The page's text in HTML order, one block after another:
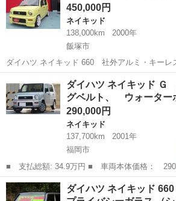
450,000円
ネイキッド
138,000km
2000年
飯塚市
ダイハツ ネイキッド 660 社外アルミ・キーレ
済 （イエロー） クロカン・ＳＵＶ 軽自動車 本体価格 450,000円 支
払総額 500,000円 年式(初度登録年
ネイキッド クロカン
ダイハツ ネイキッド
グベルト、 ウォーター
290,000円
ネイキッド
137,700km
2001年
福岡市
■ 支払総額: 34.9万円 ■ 車両本体価格： 290,000 円 ■ メーカー
名： ダイハツ ■ 車種名： ネイキッド ■
ーレス タイミングベルト、 ウォーターポン
福岡 福岡市 ネイキッド
ダイハツ ネイキッド